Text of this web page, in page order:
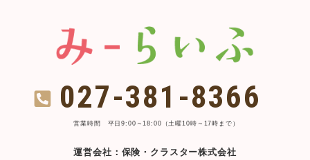
027-381-8366
営業時間 平日9:00～18:00（土曜10時～17時まで）
運営会社：保険・クラスター株式会社